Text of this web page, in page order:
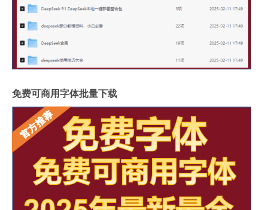
免费可商用字体批量下载